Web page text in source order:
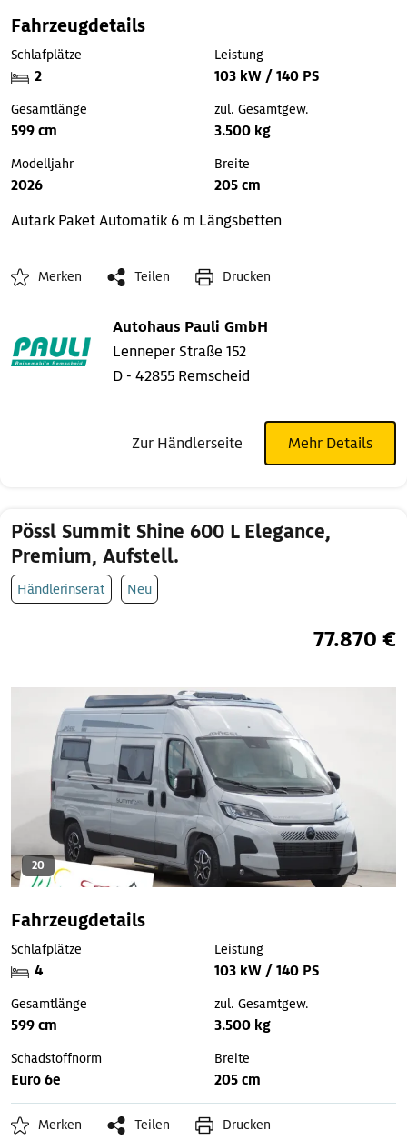
Fahrzeugdetails
Schlafplätze
2
Leistung
103 kW / 140 PS
Gesamtlänge
599 cm
zul. Gesamtgew.
3.500 kg
Modelljahr
2026
Breite
205 cm
Autark PaketAutomatik 6 m Längsbetten
Merken Teilen Drucken
Autohaus Pauli GmbH
Lenneper Straße 152
D - 42855 Remscheid
Zur Händlerseite Mehr Details
Pössl Summit Shine 600 L Elegance,
Premium, Aufstell.
Händlerinserat Neu
77.870 €
20
Fahrzeugdetails
Schlafplätze
4
Leistung
103 kW / 140 PS
Gesamtlänge
599 cm
zul. Gesamtgew.
3.500 kg
Schadstoffnorm
Euro 6e
Breite
205 cm
Merken Teilen Drucken